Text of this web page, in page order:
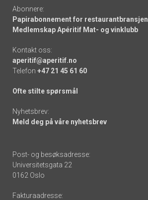
Abonnere:
Papirabonnement for restaurantbransjen
Medlemskap Apéritif Mat- og vinklubb
Kontakt oss:
aperitif@aperitif.no
Telefon +47 21 45 61 60
Ofte stilte spørsmål
Nyhetsbrev:
Meld deg på våre nyhetsbrev
Post- og besøksadresse:
Universitetsgata 22
0162 Oslo
Fakturaadresse: